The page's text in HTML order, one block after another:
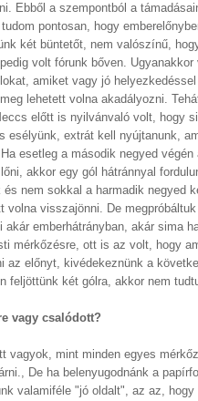
Ebből a szempontból a
pontosan, hogy
két büntetőt, nem valószínű,
volt fórunk bőven.
amiket vagy jó
lehetett volna akadályozni.
előtt is nyilvánvaló volt, hogy
esélyünk, extrát kell nyújtanunk,
esetleg a második negyed
akkor egy gól hátránnyal
és nem sokkal a harmadik negyed
volna visszajönni. De
akár emberhátrányban, akár sima
mérkőzésre, ott is az volt, hogy
az előnyt, kivédekeznünk a
feljöttünk két gólra, akkor nem
vagy csalódott?
vagyok, mint minden egyes
De ha belenyugodnánk a
valamiféle "jó oldalt", az az,